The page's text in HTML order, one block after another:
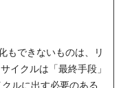
もできないものは、リ
イクルは「最終手段」
ルに出す必要のある